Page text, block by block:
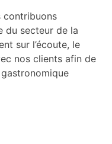
contribuons
du secteur de la
sur l’écoute, le
nos clients afin de